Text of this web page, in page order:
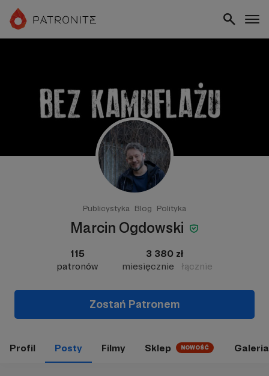
Publicystyka Blog Polityka
Marcin Ogdowski
115
patronów
3 380 zł
miesięcznie
łącznie
Zostań Patronem
Profil Posty Filmy Sklep NOWOŚĆ Galeria